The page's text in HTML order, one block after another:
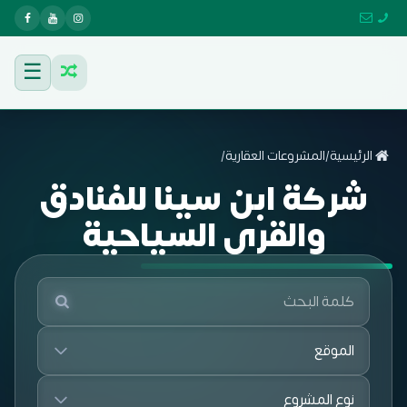
☰
الرئيسية/المشروعات العقارية/
شركة ابن سينا للفنادق
والقرى السياحية